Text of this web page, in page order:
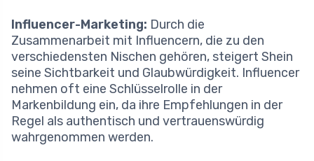
Influencer-Marketing: Durch die
Zusammenarbeit mit Influencern, die zu den
verschiedensten Nischen gehören, steigert Shein
seine Sichtbarkeit und Glaubwürdigkeit. Influencer
nehmen oft eine Schlüsselrolle in der
Markenbildung ein, da ihre Empfehlungen in der
Regel als authentisch und vertrauenswürdig
wahrgenommen werden.